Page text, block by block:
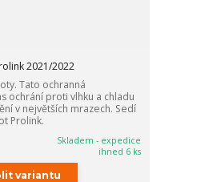
2021/2022
Tato ochranná
ochrání proti vlhku a chladu
v největších mrazech. Sedí
Prolink.
Skladem - expedice
ihned 6 ks
variantu